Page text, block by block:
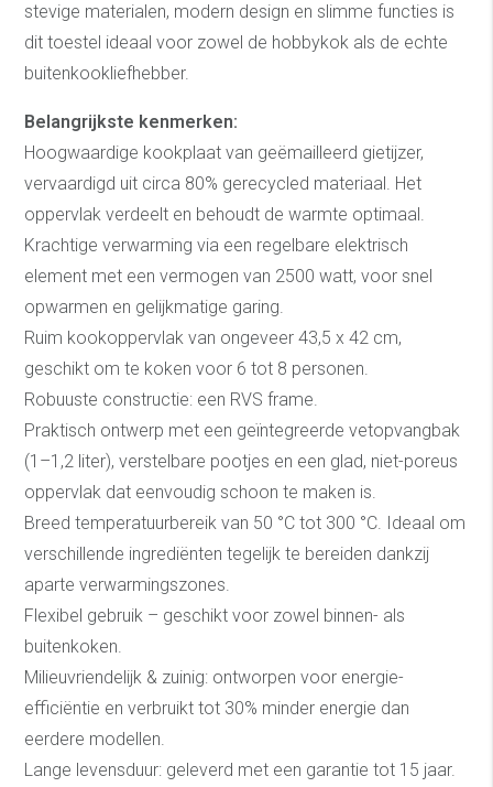
stevige materialen, modern design en slimme functies is
dit toestel ideaal voor zowel de hobbykok als de echte
buitenkookliefhebber.
Belangrijkste kenmerken:
Hoogwaardige kookplaat van geëmailleerd gietijzer,
vervaardigd uit circa 80% gerecycled materiaal. Het
oppervlak verdeelt en behoudt de warmte optimaal.
Krachtige verwarming via een regelbare elektrisch
element met een vermogen van 2500 watt, voor snel
opwarmen en gelijkmatige garing.
Ruim kookoppervlak van ongeveer 43,5 x 42 cm,
geschikt om te koken voor 6 tot 8 personen.
Robuuste constructie: een RVS frame.
Praktisch ontwerp met een geïntegreerde vetopvangbak
(1–1,2 liter), verstelbare pootjes en een glad, niet-poreus
oppervlak dat eenvoudig schoon te maken is.
Breed temperatuurbereik van 50 °C tot 300 °C. Ideaal om
verschillende ingrediënten tegelijk te bereiden dankzij
aparte verwarmingszones.
Flexibel gebruik – geschikt voor zowel binnen- als
buitenkoken.
Milieuvriendelijk & zuinig: ontworpen voor energie-
efficiëntie en verbruikt tot 30% minder energie dan
eerdere modellen.
Lange levensduur: geleverd met een garantie tot 15 jaar.